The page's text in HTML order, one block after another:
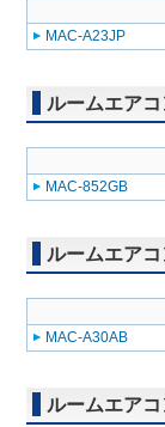
MAC-A23JP
ルームエア
MAC-852GB
ルームエア
MAC-A30AB
ルームエア